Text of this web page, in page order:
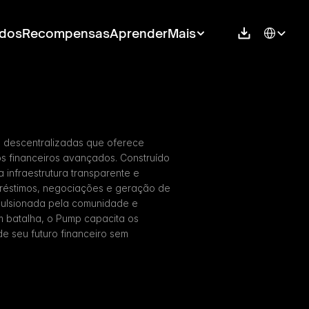
RecompensasAprenderMais Select
descentralizadas que oferece
financeiros avançados. Construído
infraestrutura transparente e
negociações e geração de
pela comunidade e
batalha, o Pump capacita os
seu futuro financeiro sem